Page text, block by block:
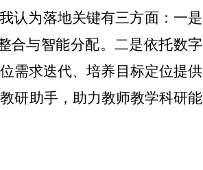
认为落地关键有三方面：一是
合与智能分配。二是依托数字
需求迭代、培养目标定位提供
研助手，助力教师教学科研能